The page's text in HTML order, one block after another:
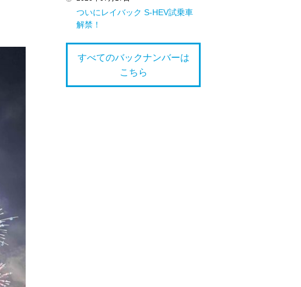
ついにレイバック S‐HEV試乗車
解禁！
すべてのバックナンバーは
こちら